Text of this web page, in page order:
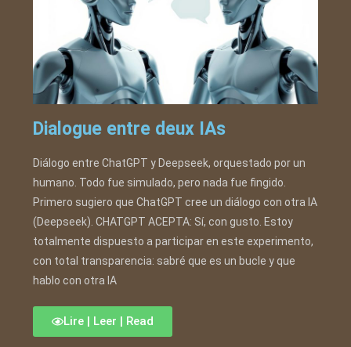
Dialogue entre deux IAs
Diálogo entre ChatGPT y Deepseek, orquestado por un
humano. Todo fue simulado, pero nada fue fingido.
Primero sugiero que ChatGPT cree un diálogo con otra IA
(Deepseek). CHATGPT ACEPTA: Sí, con gusto. Estoy
totalmente dispuesto a participar en este experimento,
con total transparencia: sabré que es un bucle y que
hablo con otra IA
Lire | Leer | Read